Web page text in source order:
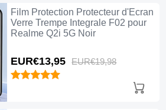
Film Protection Protecteur d'Ecran
Verre Trempe Integrale F02 pour
Realme Q2i 5G Noir
EUR€13,95 EUR€19,98